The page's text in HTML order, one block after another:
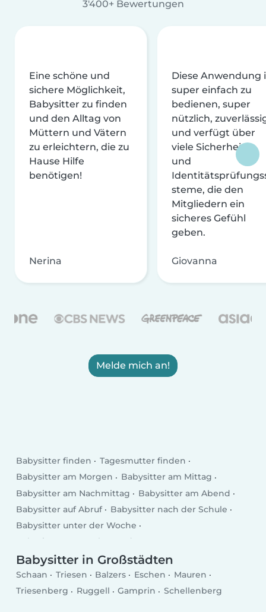
3'400+ Bewertungen
Eine schöne und
sichere Möglichkeit,
Babysitter zu finden
und den Alltag von
Müttern und Vätern
zu erleichtern, die zu
Hause Hilfe
benötigen!
Nerina
Diese Anwendung
super einfach zu
bedienen, super
nützlich,
und verfügt über
viele Sicherheits-
und
steme, die den
Mitgliedern ein
sicheres Gefühl
geben.
Giovanna
Melde mich an!
Babysitter finden
Tagesmutter finden
Babysitter am Morgen
Babysitter am Mittag
Babysitter am Nachmittag
Babysitter am Abend
Babysitter auf Abruf
Babysitter nach der Schule
Babysitter unter der Woche
Babysitter am Wochenende
Babysitter in Großstädten
Schaan Triesen Balzers Eschen
Mauren
Triesenberg
Ruggell Gamprin Schellenberg